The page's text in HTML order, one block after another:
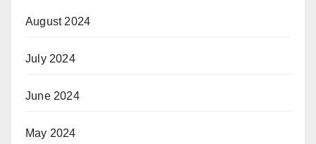
August 2024
July 2024
June 2024
May 2024